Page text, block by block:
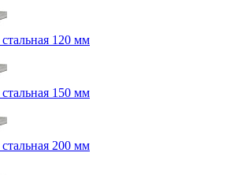
120 мм
150 мм
200 мм